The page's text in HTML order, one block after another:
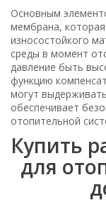
Основным
мембрана,
износостойкого
среды в момент
давление быть
функцию
могут
обеспечивает
отопительной
Купить
для